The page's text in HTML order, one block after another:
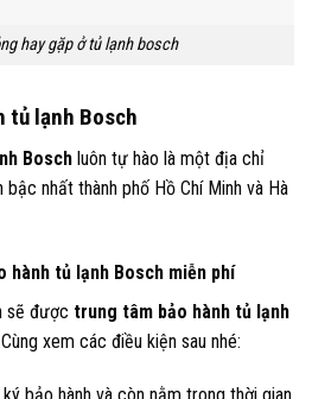
hay gặp ở tủ lạnh bosch
tủ lạnh Bosch
Bosch luôn tự hào là một địa chỉ
nhất thành phố Hồ Chí Minh và Hà
hành tủ lạnh Bosch miễn phí
sẽ được trung tâm bảo hành tủ lạnh
xem các điều kiện sau nhé: